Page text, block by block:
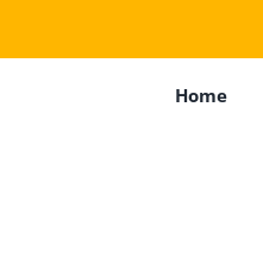
Home